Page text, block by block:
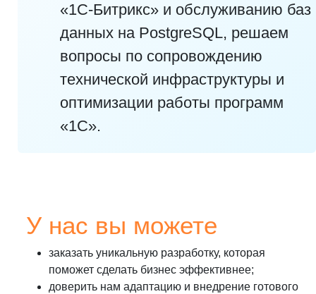
«1С-Битрикс» и обслуживанию баз
данных на PostgreSQL, решаем
вопросы по сопровождению
технической инфраструктуры и
оптимизации работы программ
«1С».
У нас вы можете
заказать уникальную разработку, которая
поможет сделать бизнес эффективнее;
доверить нам адаптацию и внедрение готового